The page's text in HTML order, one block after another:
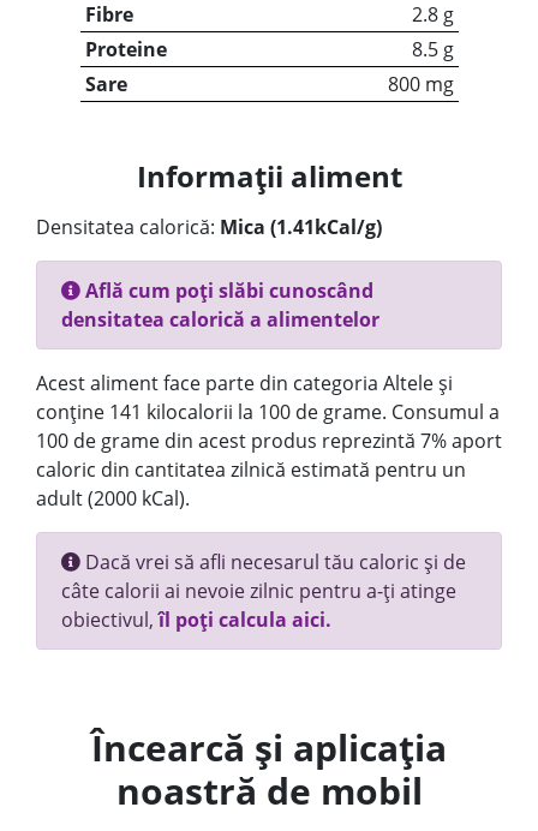
Fibre
2.8 g
Proteine
8.5 g
Sare
800 mg
Informații aliment
Densitatea calorică: Mica (1.41kCal/g)
Află cum poți slăbi cunoscând
densitatea calorică a alimentelor
Acest aliment face parte din categoria Altele și
conține 141 kilocalorii la 100 de grame. Consumul a
100 de grame din acest produs reprezintă 7% aport
caloric din cantitatea zilnică estimată pentru un
adult (2000 kCal).
Dacă vrei să afli necesarul tău caloric și de
câte calorii ai nevoie zilnic pentru a-ți atinge
obiectivul,îl poți calcula aici.
Încearcă și aplicația
noastră de mobil